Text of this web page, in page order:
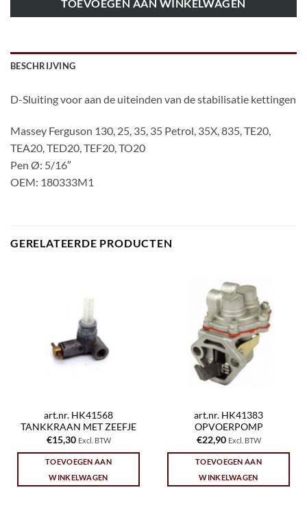
TOEVOEGEN AAN WINKELWAGEN
BESCHRIJVING
D-Sluiting voor aan de uiteinden van de stabilisatie kettingen
Massey Ferguson 130, 25, 35, 35 Petrol, 35X, 835, TE20,
TEA20, TED20, TEF20, TO20
Pen Ø: 5/16″
OEM: 180333M1
GERELATEERDE PRODUCTEN
art.nr. HK41568
TANKKRAAN MET ZEEFJE
€15,30 Excl. BTW
TOEVOEGEN AAN
WINKELWAGEN
art.nr. HK41383
OPVOERPOMP
€22,90 Excl. BTW
TOEVOEGEN AAN
WINKELWAGEN